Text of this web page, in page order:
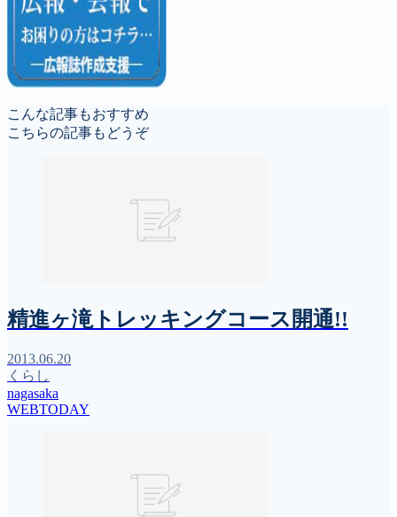
こんな記事もおすすめ
こちらの記事もどうぞ
精進ヶ滝トレッキングコース開通!!
2013.06.20
くらし
nagasaka
WEBTODAY